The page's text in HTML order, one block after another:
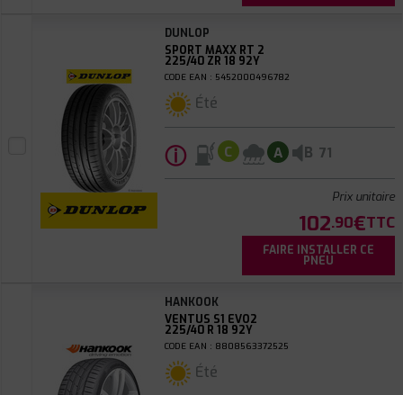
DUNLOP
SPORT MAXX RT 2
225/40 ZR 18 92Y
CODE EAN : 5452000496782
Été
ⓘ C A B 71
Prix unitaire
102.90€TTC
FAIRE INSTALLER CE
PNEU
HANKOOK
VENTUS S1 EVO2
225/40 R 18 92Y
CODE EAN : 8808563372525
Été